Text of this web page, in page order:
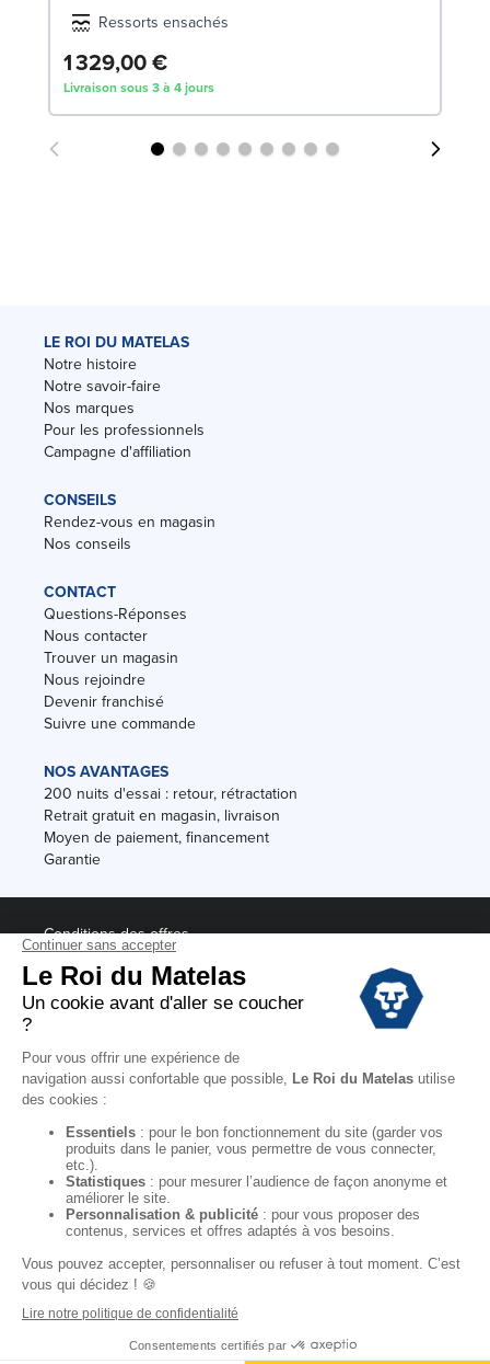
Ressorts ensachés
1 329,00 €
Livraison sous 3 à 4 jours
LE ROI DU MATELAS
Notre histoire
Notre savoir-faire
Nos marques
Pour les professionnels
Campagne d'affiliation
CONSEILS
Rendez-vous en magasin
Nos conseils
CONTACT
Questions-Réponses
Nous contacter
Trouver un magasin
Nous rejoindre
Devenir franchisé
Suivre une commande
NOS AVANTAGES
200 nuits d'essai : retour, rétractation
Retrait gratuit en magasin, livraison
Moyen de paiement, financement
Garantie
Conditions des offres
Black Friday
Destockage
Soldes
Conditions Générales de vente magasin
Conditions Générales de vente internet
Mentions Légales
Données personnelles
Codes promo Le Roi du Matelas
Copyright © 2022. All rights reserved.